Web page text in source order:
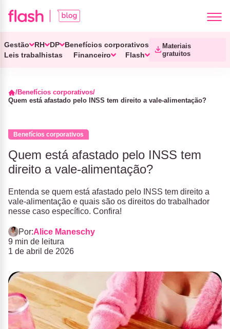
Gestão RH DP
Benefícios corporativos
Leis trabalhistas
Financeiro Flash
Materiais
gratuitos
Benefícios corporativos
Quem está afastado pelo INSS tem direito a vale-alimentação?
Benefícios corporativos
Quem está afastado pelo INSS tem
direito a vale-alimentação?
Entenda se quem está afastado pelo INSS tem direito a
vale-alimentação e quais são os direitos do trabalhador
nesse caso específico. Confira!
Por:Alice Maneschy
9 min de leitura
1 de abril de 2026